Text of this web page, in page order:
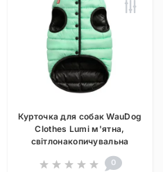
Курточка для собак WauDog
Clothes Lumi м'ятна,
світлонакопичувальна
0